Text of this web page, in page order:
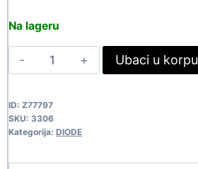
8,80 rsd.8,00 rsd.
Na lageru
ZEN
1.0W-
3306
quantity
Ubaci u korpu
ID: Z77797
SKU: 3306
Kategorija: DIODE